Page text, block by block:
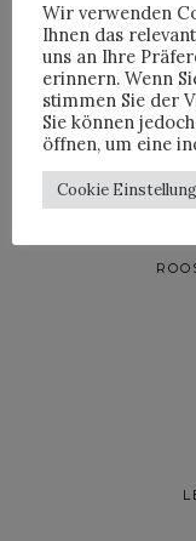
Wir verwenden
Ihnen das
uns an Ihre
erinnern. Wenn
stimmen Sie der
Sie können
öffnen, um eine
Cookie